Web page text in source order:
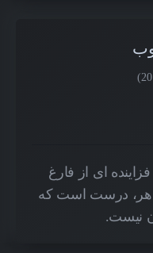
ای از فارغ
درست است که
نیست.